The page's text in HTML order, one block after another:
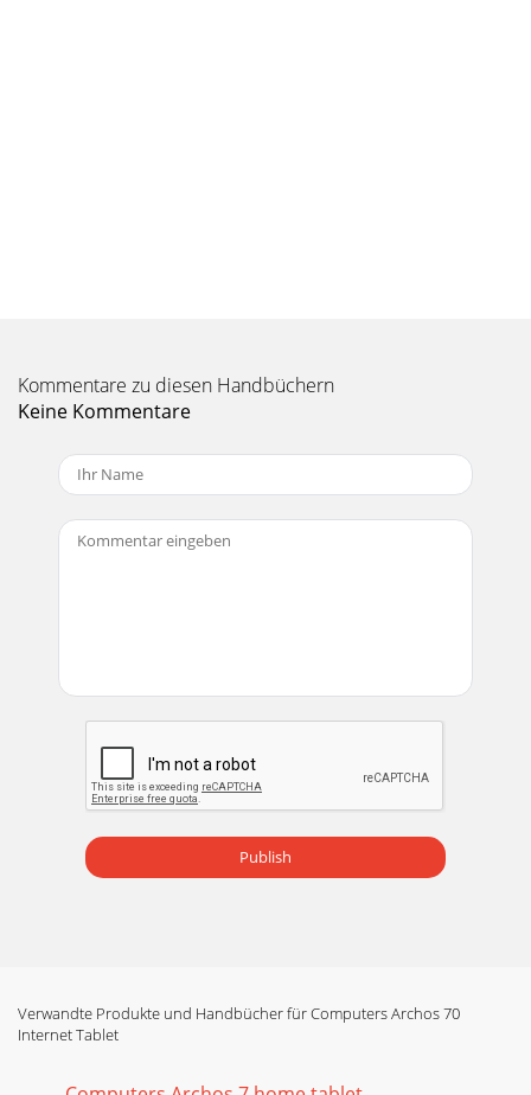
Kommentare zu diesen Handbüchern
Keine Kommentare
Publish
Verwandte Produkte und Handbücher für Computers Archos 70
Internet Tablet